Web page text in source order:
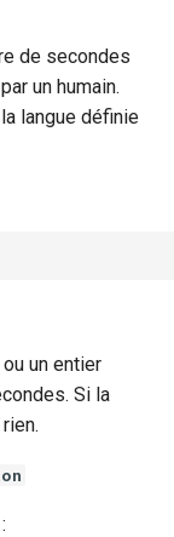
de secondes
un humain.
langue définie
un entier
Si la